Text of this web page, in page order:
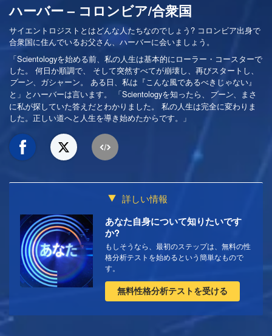
ハーバー – コロンビア/合衆国
サイエントロジストとはどんな人たちなのでしょう? コロンビア出身で
合衆国に住んでいるお父さん、ハーバーに会いましょう。
「Scientologyを始める前、私の人生は基本的にローラー・コースターで
した。 何日か順調で、 そして突然すべてが崩壊し、再びスタートし、
ブーン、ガシャーン。 ある日、私は『こんな風であるべきじゃない』
と」とハーバーは言います。 「Scientologyを知ったら、
ブーン、まさ
に私が探していた答えだとわかりました。 私の人生は完全に変わりま
した。正しい道へと人生を導き始めたからです。」
詳しい情報
あなた自身について知りたいです
か?
もしそうなら、最初のステップは、無料の性
格分析テストを始めるという簡単なもので
す。
無料性格分析テストを受ける